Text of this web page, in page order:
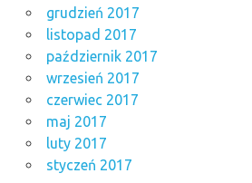
grudzień 2017
listopad 2017
październik 2017
wrzesień 2017
czerwiec 2017
maj 2017
luty 2017
styczeń 2017